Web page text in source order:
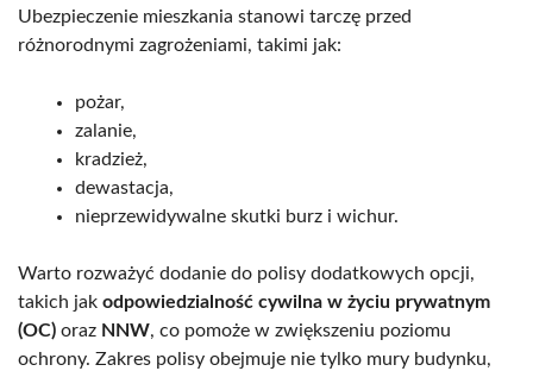
Ubezpieczenie mieszkania stanowi tarczę przed
różnorodnymi zagrożeniami, takimi jak:
pożar,
zalanie,
kradzież,
dewastacja,
nieprzewidywalne skutki burz i wichur.
Warto rozważyć dodanie do polisy dodatkowych opcji,
takich jak odpowiedzialność cywilna w życiu prywatnym
(OC) oraz NNW, co pomoże w zwiększeniu poziomu
ochrony. Zakres polisy obejmuje nie tylko mury budynku,